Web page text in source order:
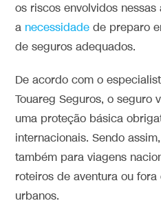
os riscos envolvidos
a necessidade de preparo
de seguros adequados.
De acordo com o
Touareg Seguros, o seguro
uma proteção básica
internacionais. Sendo
também para viagens
roteiros de aventura ou
urbanos.